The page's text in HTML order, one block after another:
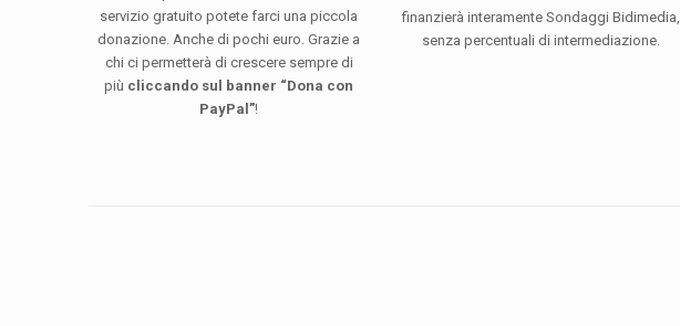
servizio gratuito potete farci una piccola
donazione. Anche di pochi euro. Grazie a
chi ci permetterà di crescere sempre di
più cliccando sul banner “Dona con
PayPal”!
finanzierà interamente Sondaggi Bidimedia,
senza percentuali di intermediazione.